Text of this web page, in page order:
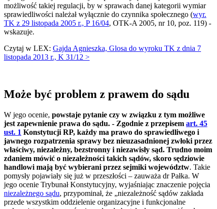
możliwość takiej regulacji, by w sprawach danej kategorii wymiar
sprawiedliwości należał wyłącznie do czynnika społecznego (wyr.
TK z 29 listopada 2005 r., P 16/04, OTK-A 2005, nr 10, poz. 119) -
wskazuje.
Czytaj w LEX: Gajda Agnieszka, Glosa do wyroku TK z dnia 7
listopada 2013 r., K 31/12 >
Może być problem z prawem do sądu
W jego ocenie, powstaje pytanie czy w związku z tym możliwe
jest zapewnienie prawa do sądu. - Zgodnie z przepisem art. 45
ust. 1 Konstytucji RP, każdy ma prawo do sprawiedliwego i
jawnego rozpatrzenia sprawy bez nieuzasadnionej zwłoki przez
właściwy, niezależny, bezstronny i niezawisły sąd. Trudno moim
zdaniem mówić o niezależności takich sądów, skoro sędziowie
handlowi mają być wybierani przez sejmiki województw. Takie
pomysły pojawiały się już w przeszłości – zauważa dr Pałka. W
jego ocenie Trybunał Konstytucyjny, wyjaśniając znaczenie pojęcia
niezależnego sądu, przypominał, że „niezależność sądów zakłada
przede wszystkim oddzielenie organizacyjne i funkcjonalne